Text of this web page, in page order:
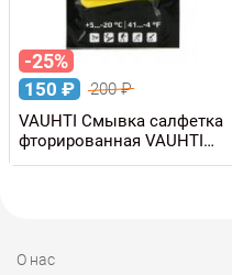
-25%
150 ₽ 200₽
VAUHTI Смывка салфетка
фторированная VAUHTI
CLEAN & GLIDE WIPE +5/-20
О нас